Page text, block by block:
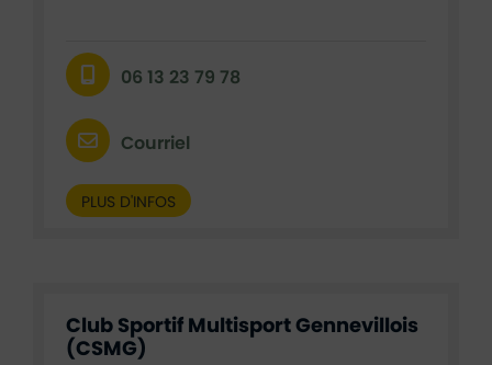
06 13 23 79 78
Courriel
PLUS D'INFOS
Club Sportif Multisport Gennevillois
(CSMG)